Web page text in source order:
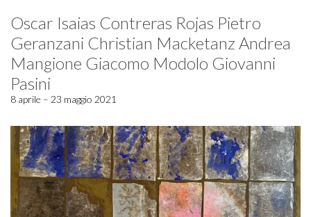
Oscar Isaias Contreras Rojas Pietro
Geranzani Christian Macketanz Andrea
Mangione Giacomo Modolo Giovanni
Pasini
8 aprile – 23 maggio 2021